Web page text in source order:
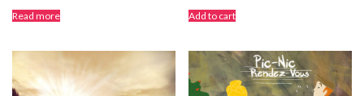
Read more Add to cart